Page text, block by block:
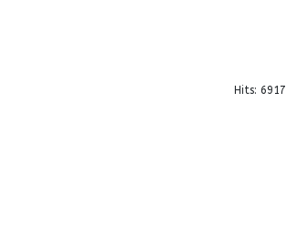
Hits: 6917